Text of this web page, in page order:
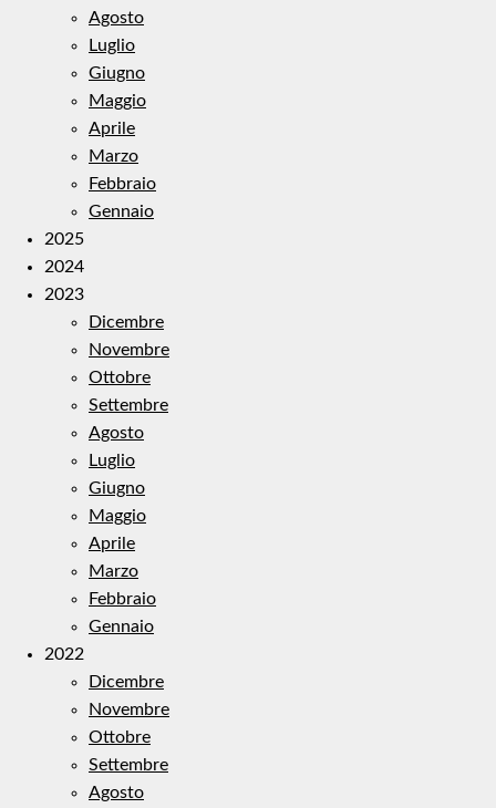
Agosto
Luglio
Giugno
Maggio
Aprile
Marzo
Febbraio
Gennaio
2025
2024
2023
Dicembre
Novembre
Ottobre
Settembre
Agosto
Luglio
Giugno
Maggio
Aprile
Marzo
Febbraio
Gennaio
2022
Dicembre
Novembre
Ottobre
Settembre
Agosto